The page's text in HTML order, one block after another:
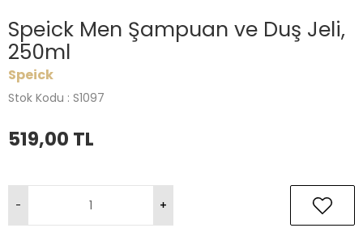
Speick Men Şampuan ve Duş Jeli,
250ml
Speick
Stok Kodu : S1097
519,00 TL